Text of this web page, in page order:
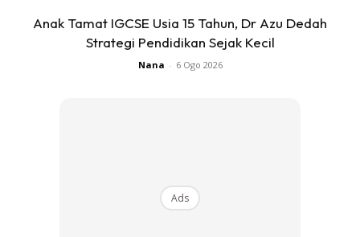
Anak Tamat IGCSE Usia 15 Tahun, Dr Azu Dedah
Strategi Pendidikan Sejak Kecil
Nana - 6 Ogo 2026
Ads